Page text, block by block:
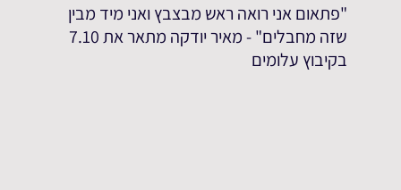
"פתאום אני רואה ראש מבצבץ ואני מיד מבין
שזה מחבלים" - מאיר יודקה מתאר את 7.10
בקיבוץ עלומים